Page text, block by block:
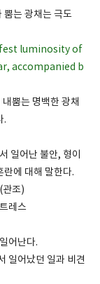
뿜는 광채는 극도
luminosity of
accompanied b
뿜는 명백한 광채
.
일어난 불안, 형이
란에 대해 말한다.
조)
레스
어난다.
어났던 일과 비견